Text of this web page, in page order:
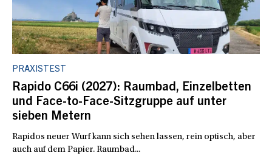
PRAXISTEST
Rapido C66i (2027): Raumbad, Einzelbetten
und Face-to-Face-Sitzgruppe auf unter
sieben Metern
Rapidos neuer Wurf kann sich sehen lassen, rein optisch, aber
auch auf dem Papier. Raumbad...